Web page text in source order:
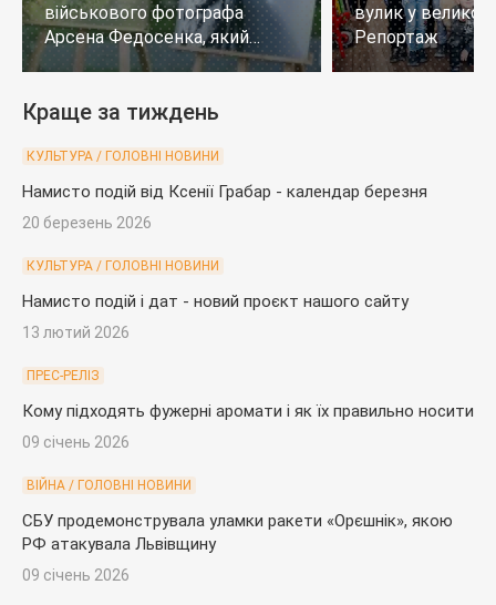
військового фотографа
Арсена Федосенка, який
загинув на війні
вулик у
Репортаж
Краще за тиждень
КУЛЬТУРА / ГОЛОВНІ НОВИНИ
Намисто подій від Ксенії Грабар - календар березня
20 березень 2026
КУЛЬТУРА / ГОЛОВНІ НОВИНИ
Намисто подій і дат - новий проєкт нашого сайту
13 лютий 2026
ПРЕС-РЕЛІЗ
Кому підходять фужерні аромати і як їх правильно носити
09 січень 2026
ВІЙНА / ГОЛОВНІ НОВИНИ
СБУ продемонструвала уламки ракети «Орєшнік», якою
РФ атакувала Львівщину
09 січень 2026